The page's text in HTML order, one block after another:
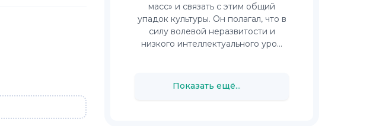
масс» и связать с этим общий
упадок культуры. Он полагал, что в
силу волевой неразвитости и
низкого интеллектуального уро...
Показать ещё...